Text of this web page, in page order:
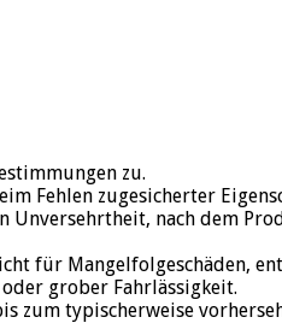
zu.
Fehlen zugesicherter
Unversehrtheit, nach dem
für Mangelfolgeschäden,
grober Fahrlässigkeit.
typischerweise